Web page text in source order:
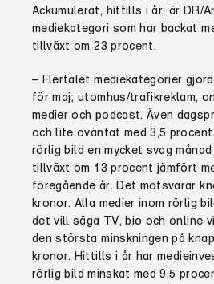
Ackumulerat, hittills i år, är DR/
mediekategori som har backat
tillväxt om 23 procent.
– Flertalet mediekategorier
för maj; utomhus/trafikreklam,
medier och podcast. Även
och lite oväntat med 3,5
rörlig bild en mycket svag
tillväxt om 13 procent jämfört
föregående år. Det motsvarar
kronor. Alla medier inom rörlig
det vill säga TV, bio och online
den största minskningen på
kronor. Hittills i år har
rörlig bild minskat med 9,5